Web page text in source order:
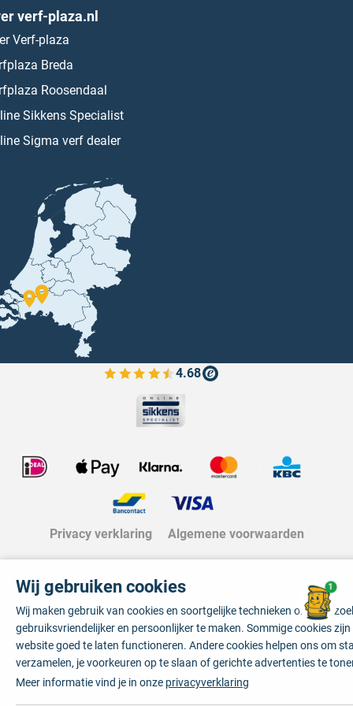
verf-plaza.nl
Verf-plaza
Breda
Roosendaal
Sikkens Specialist
Sigma verf dealer
4.68
Bekijk de verfplaza beoordelingen
Privacy verklaring Algemene voorwaarden
Wij gebruiken cookies
Wij maken gebruik van cookies en soortgelijke technieken om je
gebruiksvriendelijker en persoonlijker te maken. Sommige cookies
website goed te laten functioneren. Andere cookies helpen ons om
verzamelen, je voorkeuren op te slaan of gerichte advertenties te
Meer informatie vind je in onze privacyverklaring
1